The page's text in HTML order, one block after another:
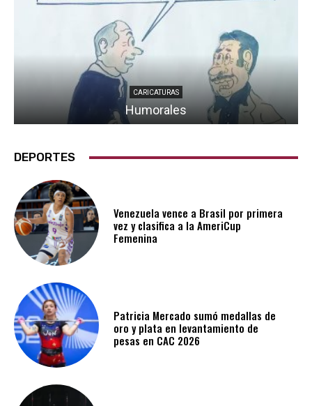
CARICATURAS
Humorales
DEPORTES
Venezuela vence a Brasil por primera
vez y clasifica a la AmeriCup
Femenina​
Patricia Mercado sumó medallas de
oro y plata en levantamiento de
pesas en CAC 2026